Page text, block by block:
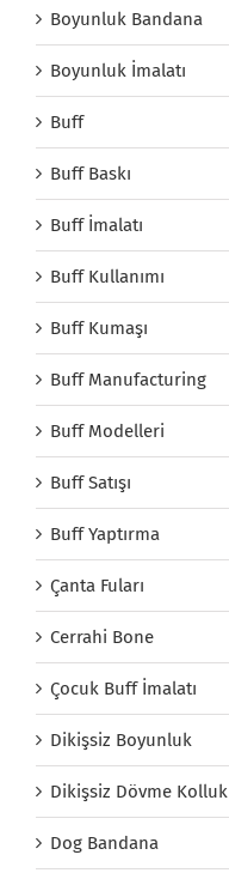
Boyunluk Bandana
Boyunluk İmalatı
Buff
Buff Baskı
Buff İmalatı
Buff Kullanımı
Buff Kumaşı
Buff Manufacturing
Buff Modelleri
Buff Satışı
Buff Yaptırma
Çanta Fuları
Cerrahi Bone
Çocuk Buff İmalatı
Dikişsiz Boyunluk
Dikişsiz Dövme Kolluk
Dog Bandana